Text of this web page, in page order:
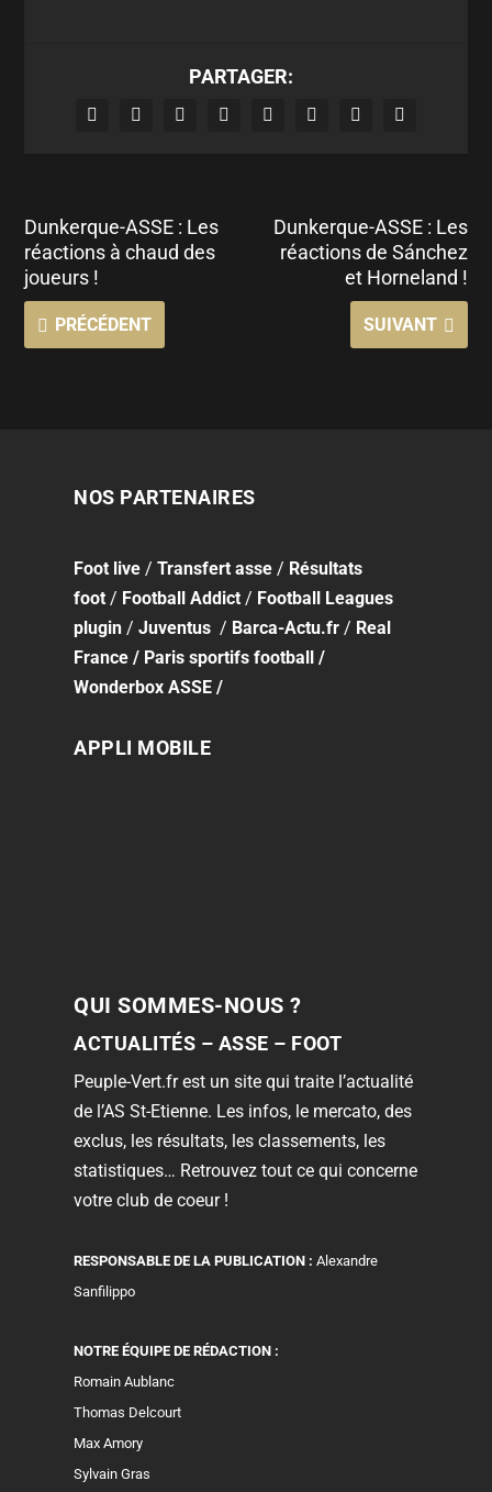
PARTAGER:
Dunkerque-ASSE : Les
réactions à chaud des
joueurs !
PRÉCÉDENT
Dunkerque-ASSE : Les
réactions de Sánchez
et Horneland !
SUIVANT
NOS PARTENAIRES
Foot live /Transfert asse / Résultats
foot / Football Addict / Football Leagues
plugin /Juventus / Barca-Actu.fr / Real
France / Paris sportifs football
/
Wonderbox ASSE /
APPLI MOBILE
QUI SOMMES-NOUS ?
ACTUALITÉS – ASSE – FOOT
Peuple-Vert.fr est un site qui traite l’actualité
de l’AS St-Etienne. Les infos, le mercato, des
exclus, les résultats, les classements, les
statistiques… Retrouvez tout ce qui concerne
votre club de coeur !
RESPONSABLE DE LA PUBLICATION : Alexandre
Sanfilippo
NOTRE ÉQUIPE DE RÉDACTION :
Romain Aublanc
Thomas Delcourt
Max Amory
Sylvain Gras